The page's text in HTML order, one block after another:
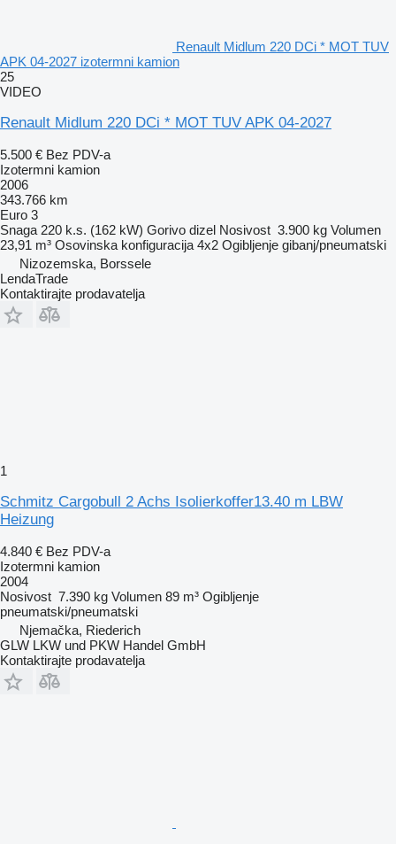
Renault Midlum 220 DCi * MOT TUV
APK 04-2027 izotermni kamion
25
VIDEO
Renault Midlum 220 DCi * MOT TUV APK 04-2027
5.500 € Bez PDV-a
Izotermni kamion
2006
343.766 km
Euro 3
Snaga 220 k.s. (162 kW) Gorivo dizel Nosivost 3.900 kg Volumen
23,91 m³ Osovinska konfiguracija 4x2 Ogibljenje gibanj/pneumatski
Nizozemska, Borssele
LendaTrade
Kontaktirajte prodavatelja
1
Schmitz Cargobull 2 Achs Isolierkoffer13.40 m LBW
Heizung
4.840 € Bez PDV-a
Izotermni kamion
2004
Nosivost 7.390 kg Volumen 89 m³ Ogibljenje
pneumatski/pneumatski
Njemačka, Riederich
GLW LKW und PKW Handel GmbH
Kontaktirajte prodavatelja